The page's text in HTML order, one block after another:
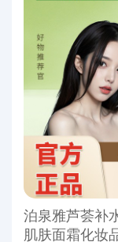
泊泉雅芦荟补
肌肤面霜化妆